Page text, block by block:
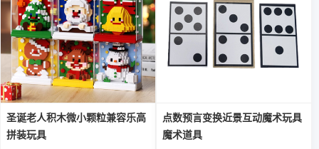
圣诞老人积木微小颗粒兼容乐高
拼装玩具
点数预言变换近景互动魔术玩具
魔术道具